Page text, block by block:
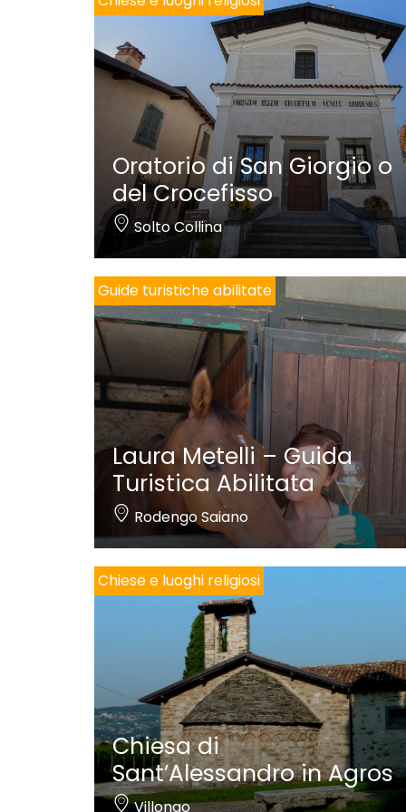
Oratorio di San Giorgio o
del Crocefisso
Solto Collina
Guide turistiche abilitate
Laura Metelli – Guida
Turistica Abilitata
Rodengo Saiano
Chiese e luoghi religiosi
Chiesa di
Sant’Alessandro in Agros
Villongo